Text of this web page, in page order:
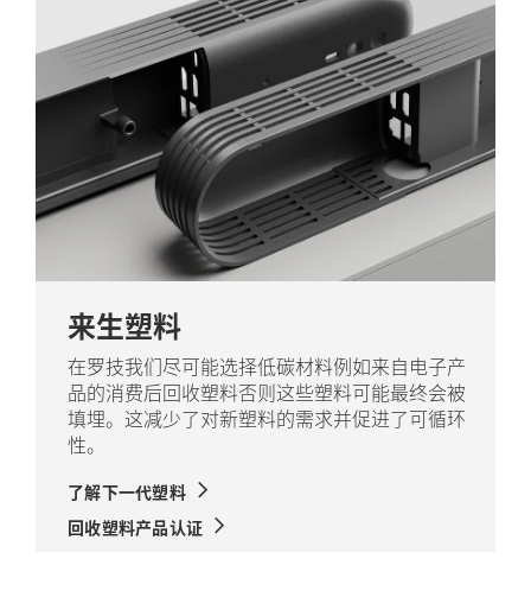
来生塑料
在罗技我们尽可能选择低碳材料例如来自电子产
品的消费后回收塑料否则这些塑料可能最终会被
填埋。这减少了对新塑料的需求并促进了可循环
性。
了解下一代塑料
回收塑料产品认证